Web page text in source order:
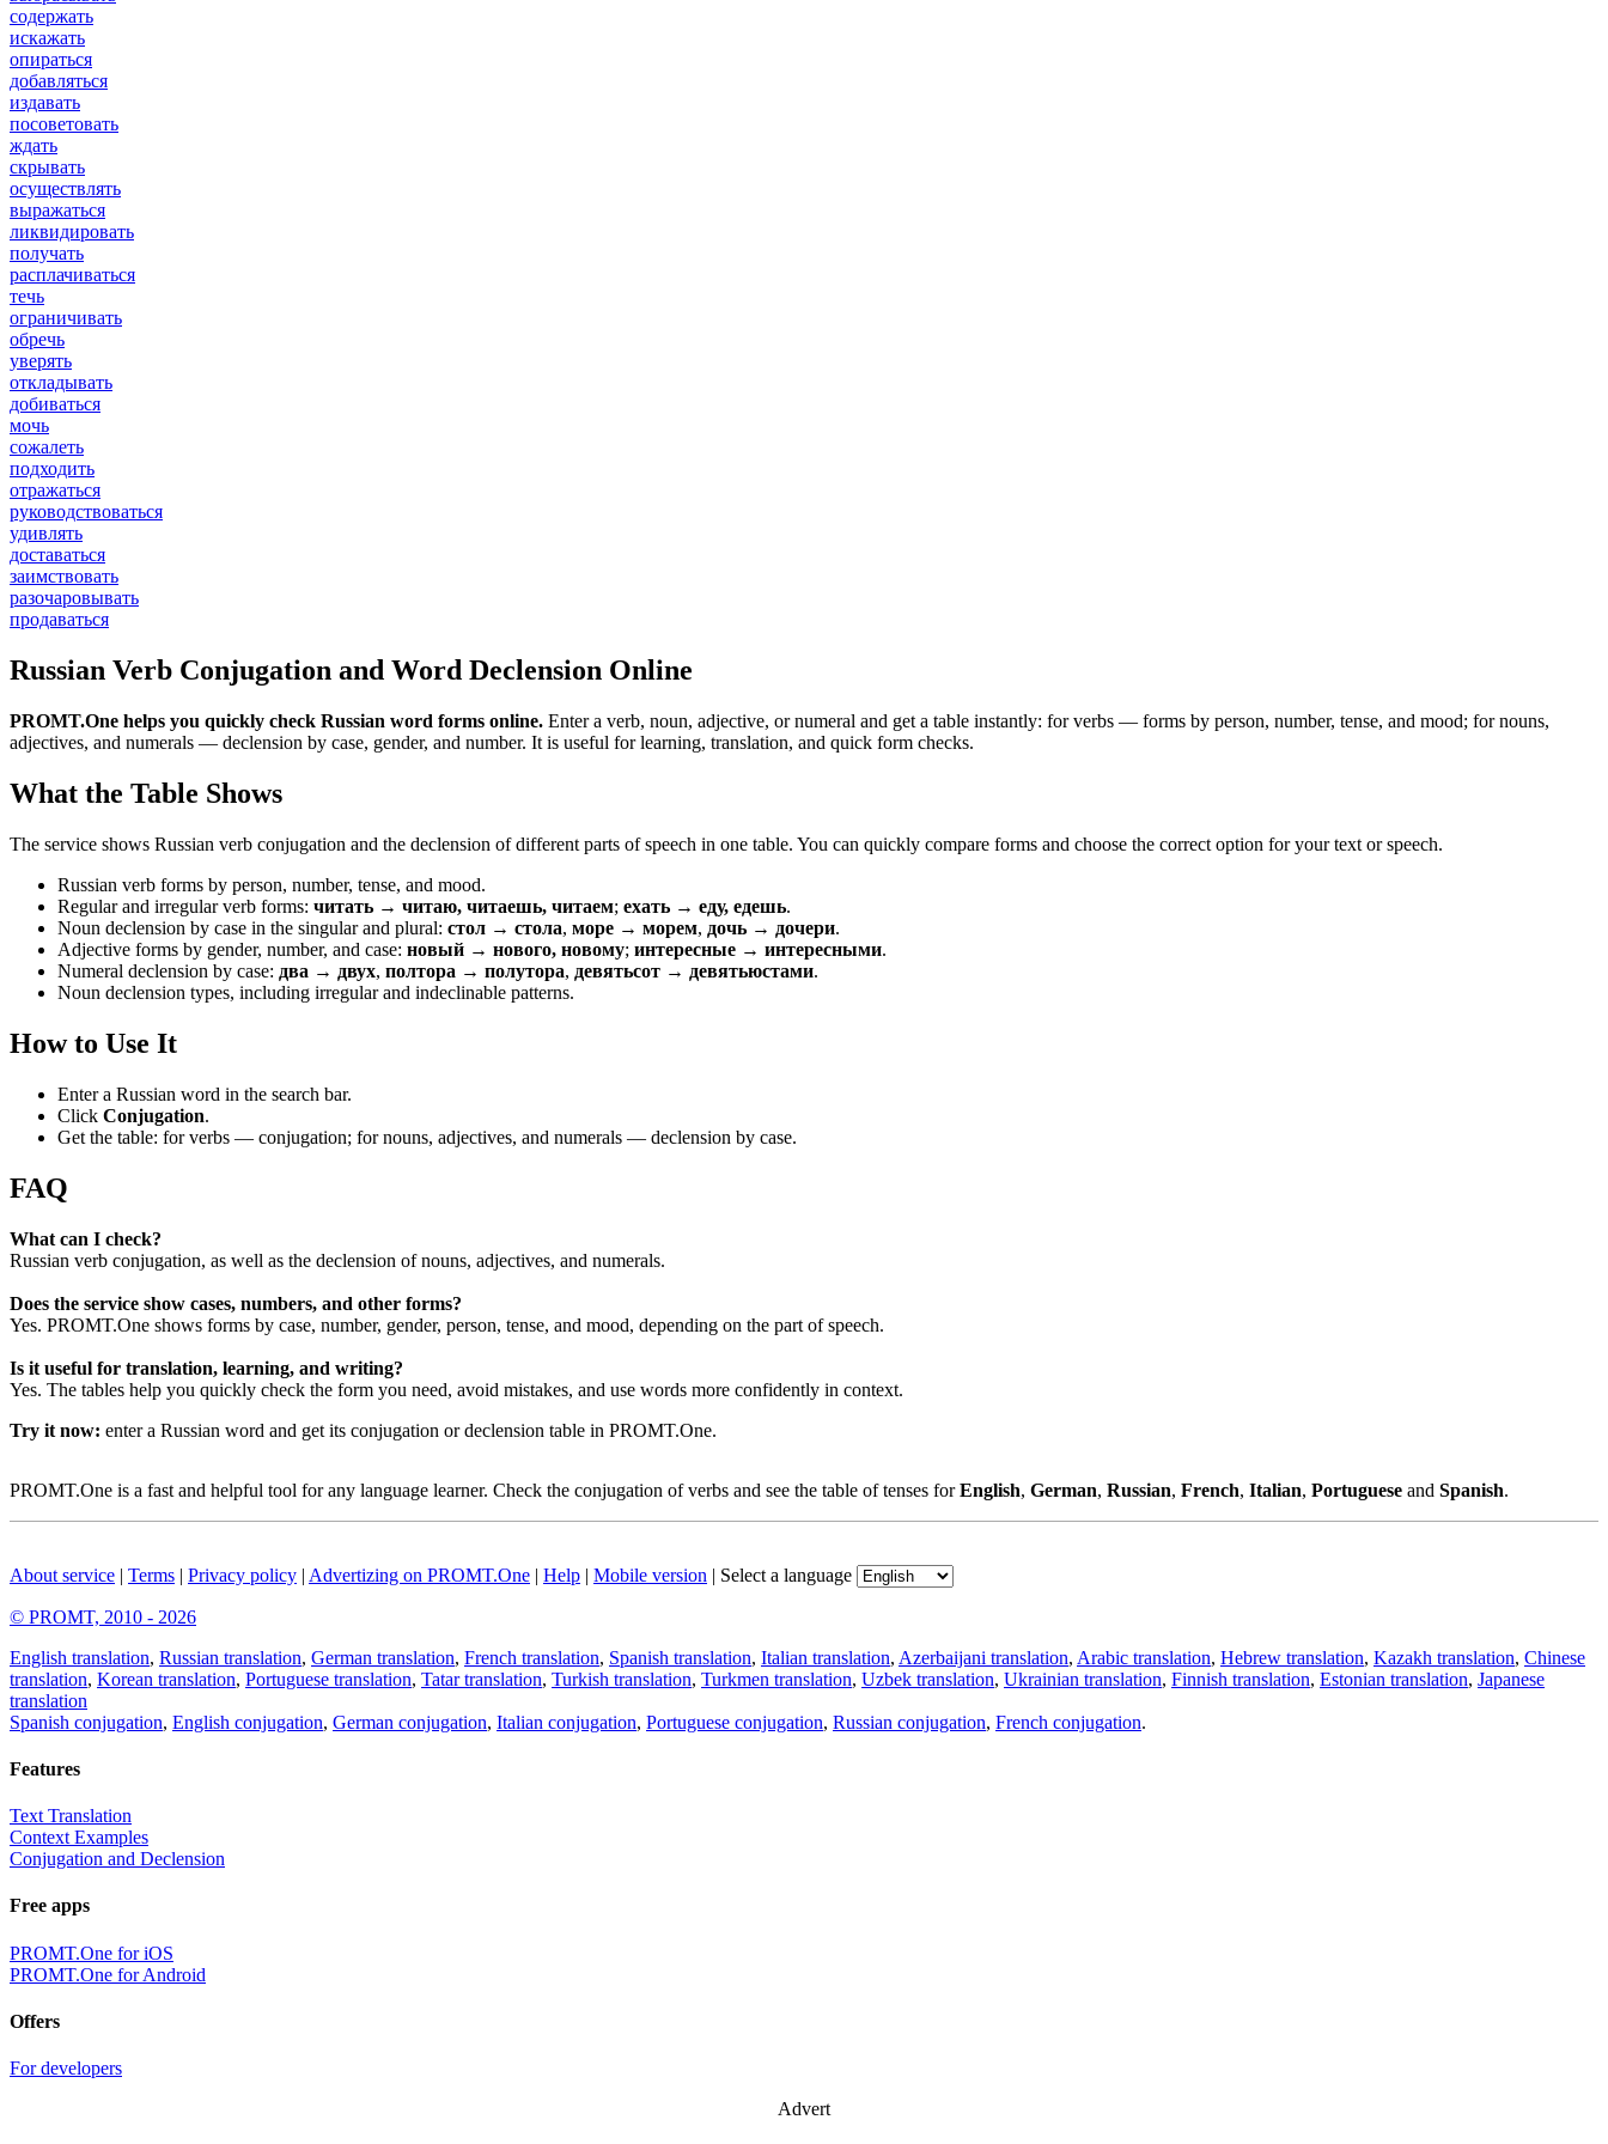
содержать
искажать
опираться
добавляться
издавать
посоветовать
ждать
скрывать
осуществлять
выражаться
ликвидировать
получать
расплачиваться
течь
ограничивать
обречь
уверять
откладывать
добиваться
мочь
сожалеть
подходить
отражаться
руководствоваться
удивлять
доставаться
заимствовать
разочаровывать
продаваться
Russian Verb Conjugation and Word Declension Online
PROMT.One helps you quickly check Russian word forms online. Enter a verb, noun, adjective, or numeral and get a table instantly: for verbs — forms by person, number, tense, and mood; for nouns,
adjectives, and numerals — declension by case, gender, and number. It is useful for learning, translation, and quick form checks.
What the Table Shows
The service shows Russian verb conjugation and the declension of different parts of speech in one table. You can quickly compare forms and choose the correct option for your text or speech.
Russian verb forms by person, number, tense, and mood.
Regular and irregular verb forms: читать → читаю, читаешь, читаем; ехать → еду, едешь.
Noun declension by case in the singular and plural: стол → стола, море → морем, дочь → дочери.
Adjective forms by gender, number, and case: новый → нового, новому; интересные → интересными.
Numeral declension by case: два → двух, полтора → полутора, девятьсот → девятьюстами.
Noun declension types, including irregular and indeclinable patterns.
How to Use It
Enter a Russian word in the search bar.
Click Conjugation.
Get the table: for verbs — conjugation; for nouns, adjectives, and numerals — declension by case.
FAQ
What can I check?
Russian verb conjugation, as well as the declension of nouns, adjectives, and numerals.
Does the service show cases, numbers, and other forms?
Yes. PROMT.One shows forms by case, number, gender, person, tense, and mood, depending on the part of speech.
Is it useful for translation, learning, and writing?
Yes. The tables help you quickly check the form you need, avoid mistakes, and use words more confidently in context.
Try it now: enter a Russian word and get its conjugation or declension table in PROMT.One.
PROMT.One is a fast and helpful tool for any language learner. Check the conjugation of verbs and see the table of tenses forEnglish, German, Russian, French, Italian, Portuguese and Spanish.
About service | Terms | Privacy policy | Advertizing on PROMT.One | Help | Mobile version | Select a language
© PROMT, 2010 - 2026
English translation, Russian translation, German translation, French translation, Spanish translation, Italian translation, Azerbaijani translation, Arabic translation, Hebrew translation, Kazakh translation, Chinese
translation, Korean translation, Portuguese translation, Tatar translation, Turkish translation, Turkmen translation, Uzbek translation, Ukrainian translation, Finnish translation, Estonian translation, Japanese
translation
Spanish conjugation, English conjugation, German conjugation, Italian conjugation, Portuguese conjugation, Russian conjugation, French conjugation.
Features
Text Translation
Context Examples
Conjugation and Declension
Free apps
PROMT.One for iOS
PROMT.One for Android
Offers
For developers
Advert